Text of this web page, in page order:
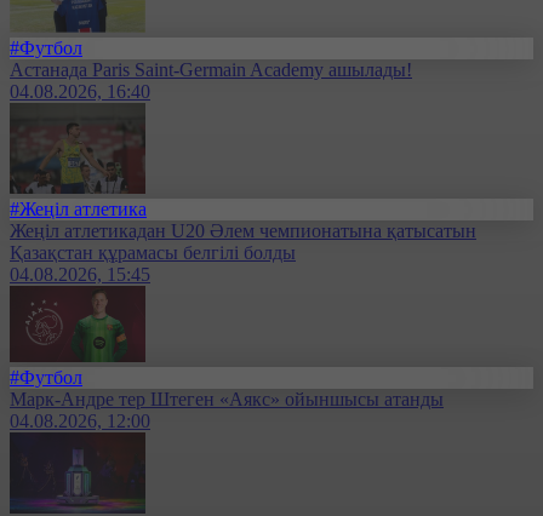
#Футбол
Астанада Paris Saint-Germain Academy ашылады!
04.08.2026, 16:40
#Жеңіл атлетика
Жеңіл атлетикадан U20 Әлем чемпионатына қатысатын
Қазақстан құрамасы белгілі болды
04.08.2026, 15:45
#Футбол
Марк-Андре тер Штеген «Аякс» ойыншысы атанды
04.08.2026, 12:00